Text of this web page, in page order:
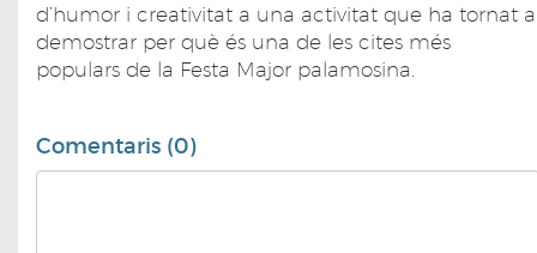
d’humor i creativitat a una activitat que ha tornat a
demostrar per què és una de les cites més
populars de la Festa Major palamosina.
Comentaris (0)